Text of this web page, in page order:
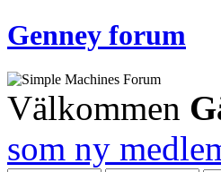
Genney forum
Välkommen
som ny